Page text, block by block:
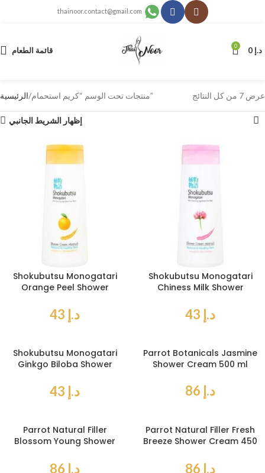
thainoor.contact@gmail.com
قائمة الطعام 0 د.إ
الرئيسية منتجات تحت الوسم “كريم استحمام” عرض ⁦7⁩ من كل النتائج
إظهار الشريط الجانبي
Shokubutsu Monogatari
Orange Peel Shower
د.إ
Shokubutsu Monogatari
Chiness Milk Shower
د.إ
Shokubutsu Monogatari
Ginkgo Biloba Shower
د.إ
Parrot Botanicals Jasmine
Shower Cream 500 ml
د.إ
Parrot Natural Filler
Blossom Young Shower
د.إ
Parrot Natural Filler Fresh
Breeze Shower Cream 450
د.إ